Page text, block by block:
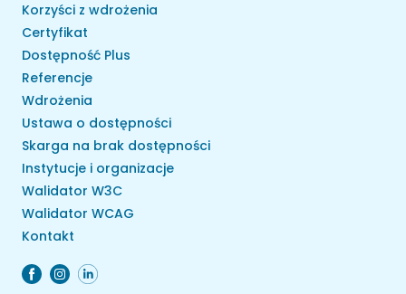
Korzyści z wdrożenia
Certyfikat
Dostępność Plus
Referencje
Wdrożenia
Ustawa o dostępności
Skarga na brak dostępności
Instytucje i organizacje
Walidator W3C
Walidator WCAG
Kontakt